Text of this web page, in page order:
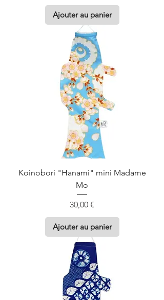
Ajouter au panier
Koinobori "Hanami" mini Madame
Mo
Prix
30,00 €
Ajouter au panier